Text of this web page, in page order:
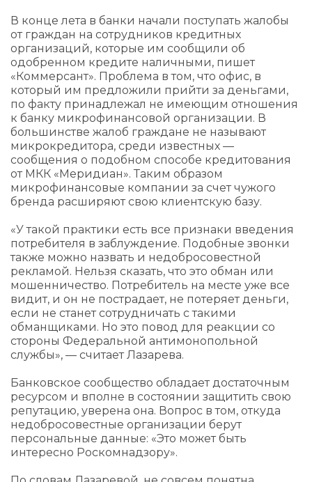
В конце лета в банки начали поступать жалобы
от граждан на сотрудников кредитных
организаций, которые им сообщили об
одобренном кредите наличными, пишет
«Коммерсант». Проблема в том, что офис, в
который им предложили прийти за деньгами,
по факту принадлежал не имеющим отношения
к банку микрофинансовой организации. В
большинстве жалоб граждане не называют
микрокредитора, среди известных —
сообщения о подобном способе кредитования
от МКК «Меридиан». Таким образом
микрофинансовые компании за счет чужого
бренда расширяют свою клиентскую базу.
«У такой практики есть все признаки введения
потребителя в заблуждение. Подобные звонки
также можно назвать и недобросовестной
рекламой. Нельзя сказать, что это обман или
мошенничество. Потребитель на месте уже все
видит, и он не пострадает, не потеряет деньги,
если не станет сотрудничать с такими
обманщиками. Но это повод для реакции со
стороны Федеральной антимонопольной
службы», — считает Лазарева.
Банковское сообщество обладает достаточным
ресурсом и вполне в состоянии защитить свою
репутацию, уверена она. Вопрос в том, откуда
недобросовестные организации берут
персональные данные: «Это может быть
интересно Роскомнадзору».